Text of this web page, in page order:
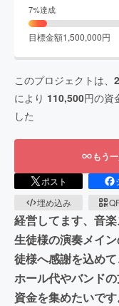
7%達成
目標金額1,500,000円
このプロジェクトは、
により 110,500円の資
した
もう
ポスト
埋め込み
経営してます、音
生徒様の演奏メイ
徒様へ感謝を込めて
ホール代やバンド
資金を集めたいです